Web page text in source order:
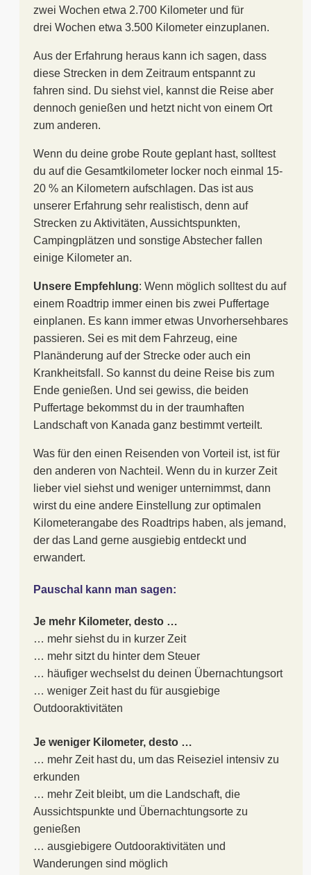
zwei Wochen etwa 2.700 Kilometer und für
drei Wochen etwa 3.500 Kilometer einzuplanen.
Aus der Erfahrung heraus kann ich sagen, dass
diese Strecken in dem Zeitraum entspannt zu
fahren sind. Du siehst viel, kannst die Reise aber
dennoch genießen und hetzt nicht von einem Ort
zum anderen.
Wenn du deine grobe Route geplant hast, solltest
du auf die Gesamtkilometer locker noch einmal 15-
20 % an Kilometern aufschlagen. Das ist aus
unserer Erfahrung sehr realistisch, denn auf
Strecken zu Aktivitäten, Aussichtspunkten,
Campingplätzen und sonstige Abstecher fallen
einige Kilometer an.
Unsere Empfehlung: Wenn möglich solltest du auf
einem Roadtrip immer einen bis zwei Puffertage
einplanen. Es kann immer etwas Unvorhersehbares
passieren. Sei es mit dem Fahrzeug, eine
Planänderung auf der Strecke oder auch ein
Krankheitsfall. So kannst du deine Reise bis zum
Ende genießen. Und sei gewiss, die beiden
Puffertage bekommst du in der traumhaften
Landschaft von Kanada ganz bestimmt verteilt.
Was für den einen Reisenden von Vorteil ist, ist für
den anderen von Nachteil. Wenn du in kurzer Zeit
lieber viel siehst und weniger unternimmst, dann
wirst du eine andere Einstellung zur optimalen
Kilometerangabe des Roadtrips haben, als jemand,
der das Land gerne ausgiebig entdeckt und
erwandert.
Pauschal kann man sagen:
Je mehr Kilometer, desto …
… mehr siehst du in kurzer Zeit
… mehr sitzt du hinter dem Steuer
… häufiger wechselst du deinen Übernachtungsort
… weniger Zeit hast du für ausgiebige
Outdooraktivitäten
Je weniger Kilometer, desto …
… mehr Zeit hast du, um das Reiseziel intensiv zu
erkunden
… mehr Zeit bleibt, um die Landschaft, die
Aussichtspunkte und Übernachtungsorte zu
genießen
… ausgiebigere Outdooraktivitäten und
Wanderungen sind möglich